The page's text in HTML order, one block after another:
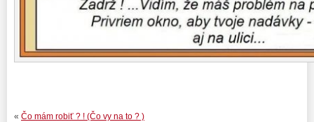
« Čo mám robiť ? ! (Čo vy na to ? )